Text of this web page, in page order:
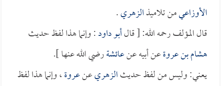
الأوزاعيمن تلاميذالزهري.
قال المؤلف رحمه الله: [ قالأبو داود: وإنما هذا لفظ حديث
هشام بن عروةعن أبيه عنعائشةرضي الله عنها ].
يعني: وليس من لفظ حديثالزهريعنعروة، وإنما هذا لفظ